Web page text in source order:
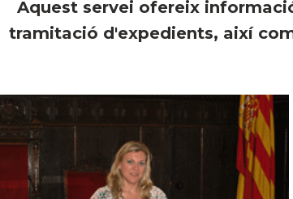
Aquest servei ofereix
tramitació d'expedients, així